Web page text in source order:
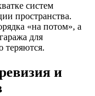
систем
пространства.
«на потом», а
для
теряются.
и